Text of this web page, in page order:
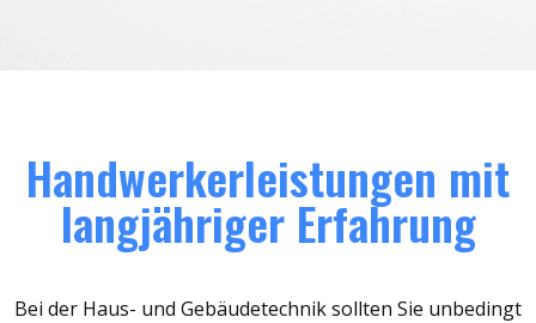
Handwerkerleistungen mit
langjähriger Erfahrung
Bei der Haus- und Gebäudetechnik sollten Sie unbedingt